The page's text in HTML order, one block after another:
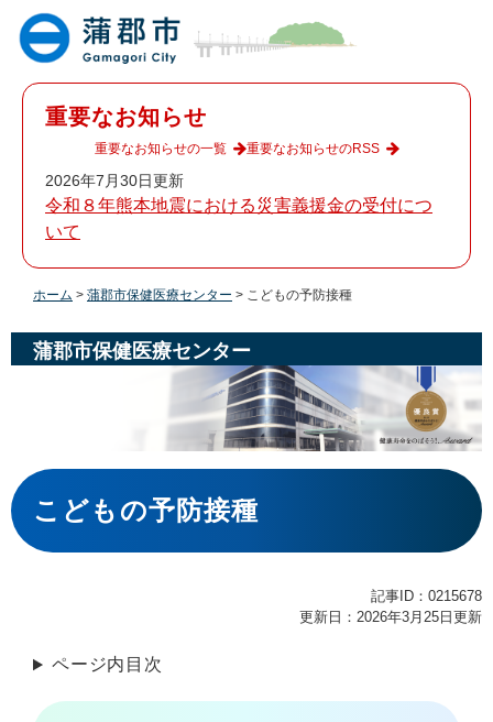
重要なお知らせ
2026年7月30日更新
令和８年熊本地震における災害義援金の受付につ
いて
重要なお知らせの一覧 重要なお知らせのRSS
ホーム > 蒲郡市保健医療センター > こどもの予防接種
蒲郡市保健医療センター
本
文
こどもの予防接種
記事ID：0215678
更新日：2026年3月25日更新
ページ内目次